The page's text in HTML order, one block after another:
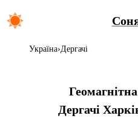
Україна Дергачі
Дергачі